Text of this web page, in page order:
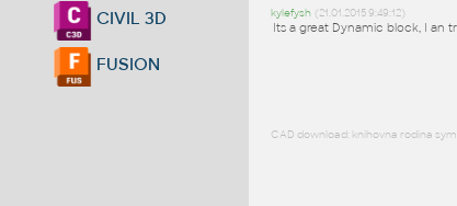
CIVIL 3D
FUSION
kylefysh (21.01.2015 9:49:12)
Its a great Dynamic block, I an
CAD download: knihovna rodina